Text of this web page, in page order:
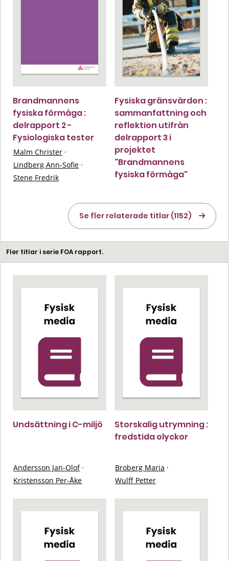
Brandmannens
fysiska förmåga :
delrapport 2 -
Fysiologiska tester
Malm Christer ·
Lindberg Ann-Sofie ·
Stene Fredrik
Fysiska gränsvärden :
sammanfattning och
reflektion utifrån
delrapport 3 i
projektet
"Brandmannens
fysiska förmåga"
Se fler relaterade titlar (1152)
Fler titlar i serie FOA rapport.
Undsättning i C-miljö
Andersson Jan-Olof ·
Kristensson Per-Åke
Storskalig utrymning :
fredstida olyckor
Broberg Maria ·
Wulff Petter